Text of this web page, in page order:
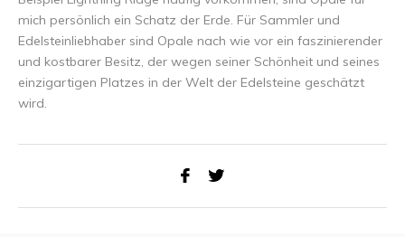
mich persönlich ein Schatz der Erde. Für Sammler und
Edelsteinliebhaber sind Opale nach wie vor ein faszinierender
und kostbarer Besitz, der wegen seiner Schönheit und seines
einzigartigen Platzes in der Welt der Edelsteine geschätzt
wird.